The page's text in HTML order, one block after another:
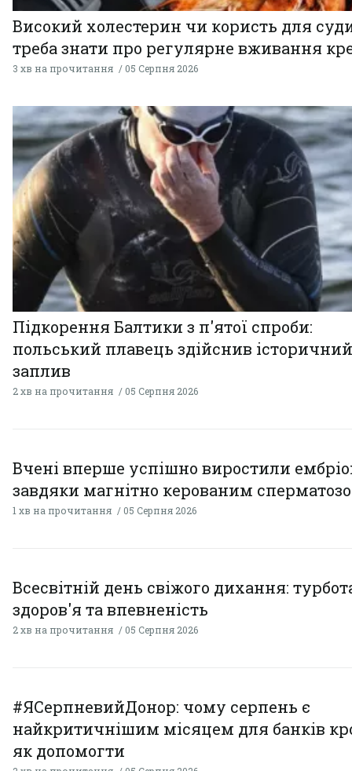
Високий холестерин чи користь для
треба знати про регулярне вживання
3 хв на прочитання 05 Серпня 2026
Підкорення Балтики з п'ятої спроби:
польський плавець здійснив історичний
заплив
2 хв на прочитання 05 Серпня 2026
Вчені вперше успішно виростили
завдяки магнітно керованим
1 хв на прочитання 05 Серпня 2026
Всесвітній день свіжого дихання:
здоров'я та впевненість
2 хв на прочитання 05 Серпня 2026
#ЯСерпневийДонор: чому серпень є
найкритичнішим місяцем для банків
як допомогти